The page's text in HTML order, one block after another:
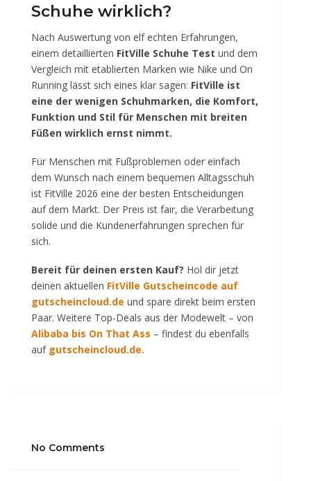
Schuhe wirklich?
Nach Auswertung von elf echten Erfahrungen,
einem detaillierten FitVille Schuhe Test und dem
Vergleich mit etablierten Marken wie Nike und On
Running lässt sich eines klar sagen: FitVille ist
eine der wenigen Schuhmarken, die Komfort,
Funktion und Stil für Menschen mit breiten
Füßen wirklich ernst nimmt.
Für Menschen mit Fußproblemen oder einfach
dem Wunsch nach einem bequemen Alltagsschuh
ist FitVille 2026 eine der besten Entscheidungen
auf dem Markt. Der Preis ist fair, die Verarbeitung
solide und die Kundenerfahrungen sprechen für
sich.
Bereit für deinen ersten Kauf? Hol dir jetzt
deinen aktuellen FitVille Gutscheincode auf
gutscheincloud.de und spare direkt beim ersten
Paar. Weitere Top-Deals aus der Modewelt – von
Alibaba bis On That Ass – findest du ebenfalls
auf gutscheincloud.de.
No Comments